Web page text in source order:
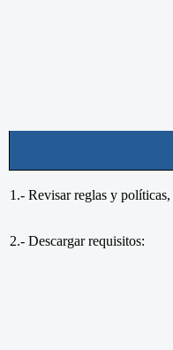
1.- Revisar reglas y
2.- Descargar requisitos: